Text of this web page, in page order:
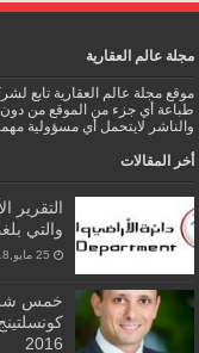
مجلة عالم العقارية
موقع مجلة عالم العقارية تابع
طباعة أي جزء من الموقع من دون
والناشر لايتحمل أي مسؤولية
أخر المقالات
التقرير
والتي بلغت 4.8
25 مايو,2018
خمس
2016